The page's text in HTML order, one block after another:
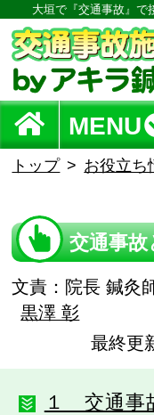
大垣で『交通事故』で
MENU
トップ お役立ち
交通事故
文責： 院長 鍼灸
黒澤 彰
最終更
１ 交通事